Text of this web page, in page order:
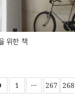
위한 책
1 ··· 267 268